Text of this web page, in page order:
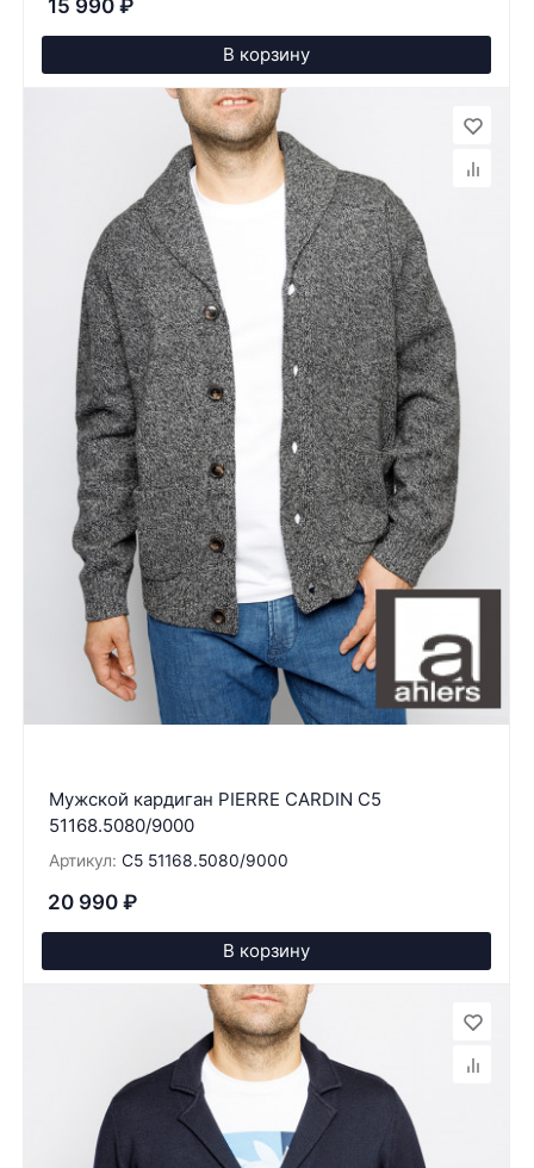
15 990 ₽
В корзину
Мужской кардиган PIERRE CARDIN C5
51168.5080/9000
Артикул: C5 51168.5080/9000
20 990 ₽
В корзину